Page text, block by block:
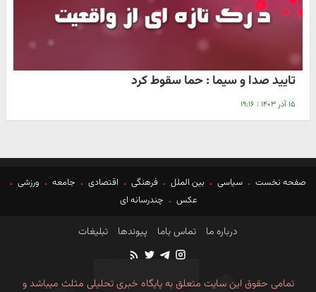
تایید صدا و سیما : حما سقوط کرد
۱۵ آذر ۱۴۰۳ | ۱۹:۱۶
صفحه نخست سیاسی بین الملل فرهنگی اقتصادی جامعه
ورزشی
عکس
چندرسانه ای
درباره ما تماس باما پیوندها تبلیغات
تمامی حقوق این سایت متعلق به پایگاه خبری تحلیلی مثلث میباشد و